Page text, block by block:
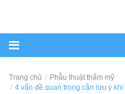
Trang chủ
Phẫu thuật thẩm mỹ
4 vấn đề quan trọng cần lưu ý